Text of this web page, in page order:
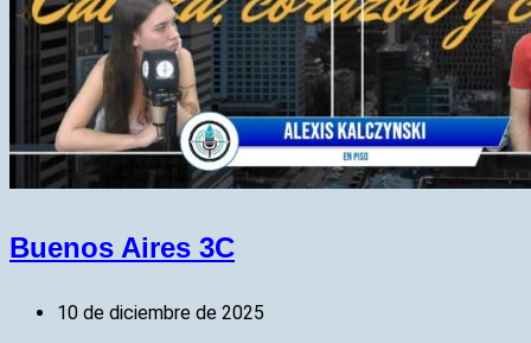
Buenos Aires 3C
10 de diciembre de 2025